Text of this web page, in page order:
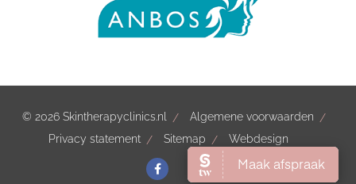
© 2026 Skintherapyclinics.nl
Algemene voorwaarden
Privacy statement
Sitemap Webdesign